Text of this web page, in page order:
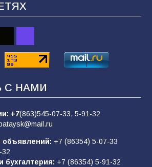
№ 35 дети освоили
в ходе
не возьмёшь»: почему
разведка
до последнего: герой
С НАМИ
+7(863)545-07-33, 5-91-32
+7 (86354) 5-07-33
32
бухгалтерия: +7 (86354) 5-91-32